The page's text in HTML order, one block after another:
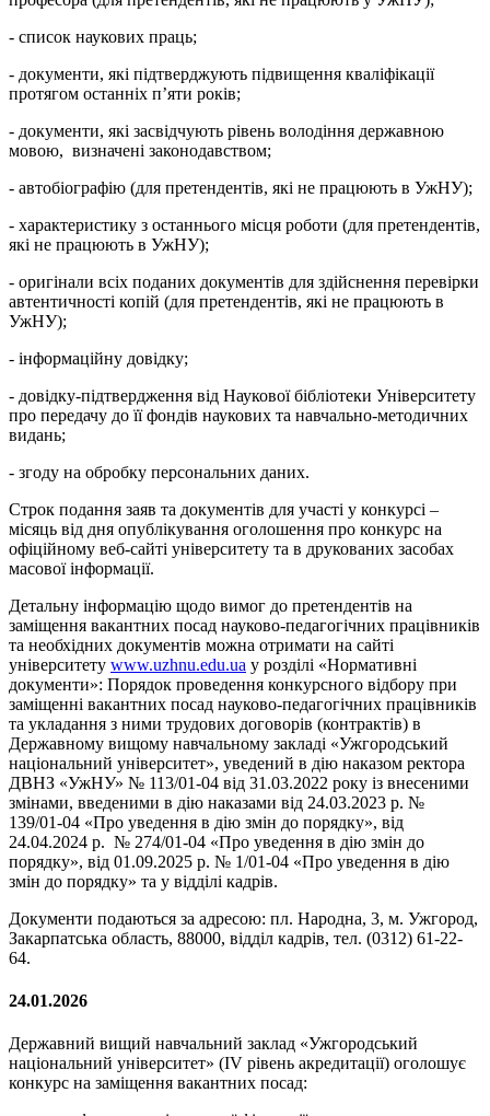
- список наукових праць;
- документи, які підтверджують підвищення кваліфікації
протягом останніх п’яти років;
- документи, які засвідчують рівень володіння державною
мовою, визначені законодавством;
- автобіографію (для претендентів, які не працюють в УжНУ);
- характеристику з останнього місця роботи (для претендентів,
які не працюють в УжНУ);
- оригінали всіх поданих документів для здійснення перевірки
автентичності копій (для претендентів, які не працюють в
УжНУ);
- інформаційну довідку;
- довідку-підтвердження від Наукової бібліотеки Університету
про передачу до її фондів наукових та навчально-методичних
видань;
- згоду на обробку персональних даних.
Строк подання заяв та документів для участі у конкурсі –
місяць від дня опублікування оголошення про конкурс на
офіційному веб-сайті університету та в друкованих засобах
масової інформації.
Детальну інформацію щодо вимог до претендентів на
заміщення вакантних посад науково-педагогічних працівників
та необхідних документів можна отримати на сайті
університету www.uzhnu.edu.ua у розділі «Нормативні
документи»: Порядок проведення конкурсного відбору при
заміщенні вакантних посад науково-педагогічних працівників
та укладання з ними трудових договорів (контрактів) в
Державному вищому навчальному закладі «Ужгородський
національний університет», уведений в дію наказом ректора
ДВНЗ «УжНУ» № 113/01-04 від 31.03.2022 року із внесеними
змінами, введеними в дію наказами від 24.03.2023 р. №
139/01-04 «Про уведення в дію змін до порядку», від
24.04.2024 р. № 274/01-04 «Про уведення в дію змін до
порядку», від 01.09.2025 р. № 1/01-04 «Про уведення в дію
змін до порядку» та у відділі кадрів.
Документи подаються за адресою: пл. Народна, 3, м. Ужгород,
Закарпатська область, 88000, відділ кадрів, тел. (0312) 61-22-
64.
24.01.2026
Державний вищий навчальний заклад «Ужгородський
національний університет» (IV рівень акредитації) оголошує
конкурс на заміщення вакантних посад: